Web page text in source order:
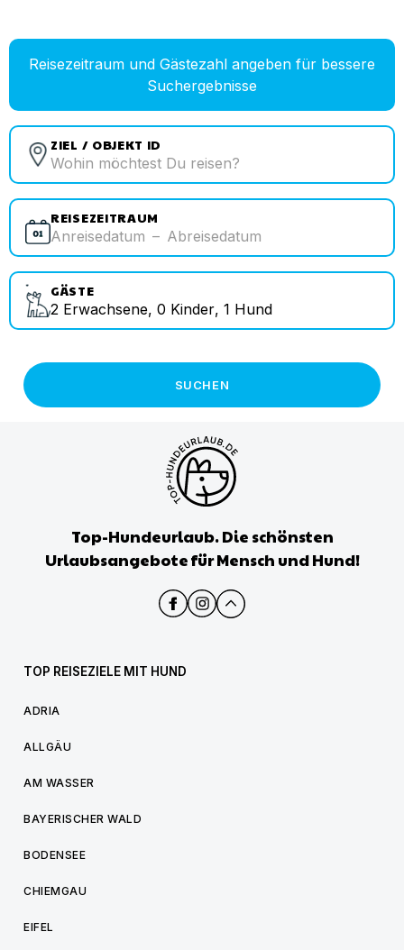
Reisezeitraum und Gästezahl angeben für bessere
Suchergebnisse
ZIEL / OBJEKT ID
REISEZEITRAUM
Anreisedatum – Abreisedatum
GÄSTE
2 Erwachsene, 0 Kinder, 1 Hund
SUCHEN
Top-Hundeurlaub. Die schönsten
Urlaubsangebote für Mensch und Hund!
TOP REISEZIELE MIT HUND
ADRIA
ALLGÄU
AM WASSER
BAYERISCHER WALD
BODENSEE
CHIEMGAU
EIFEL